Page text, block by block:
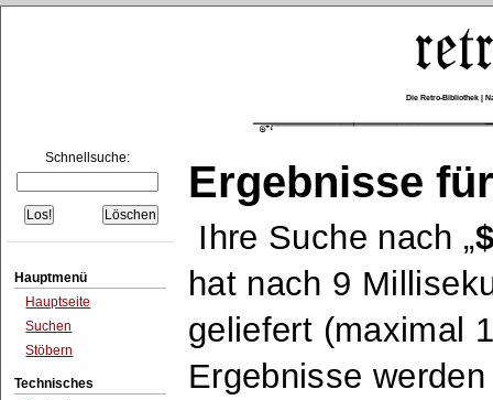
Die Retro-Bibliothek |
Schnellsuche:
Hauptmenü
Hauptseite
Suchen
Stöbern
Technisches
Ergebnisse
Ihre Suche nach
hat nach 9
geliefert (maximal
Ergebnisse